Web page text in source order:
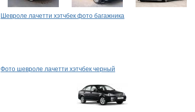
Шевроле лачетти хэтчбек фото багажника
Фото шевроле лачетти хэтчбек черный